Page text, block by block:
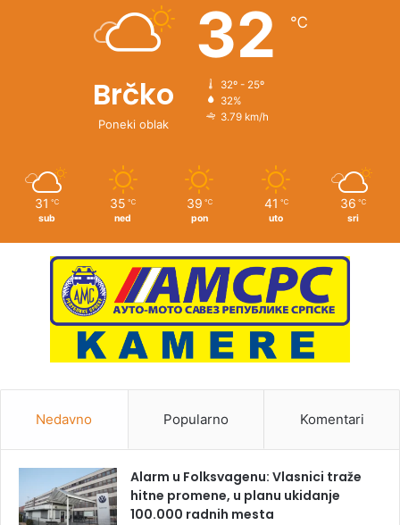
Brčko
Poneki oblak
32 ℃
32º - 25º
32%
3.79 km/h
31 ℃
sub
35 ℃
ned
39 ℃
pon
41 ℃
uto
36 ℃
sri
Nedavno Popularno Komentari
Alarm u Folksvagenu: Vlasnici traže
hitne promene, u planu ukidanje
100.000 radnih mesta